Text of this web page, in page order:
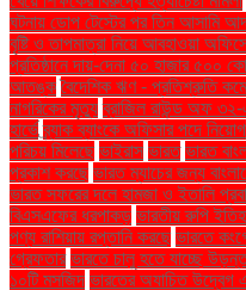
ঘটনায় ডোপ টেস্টের পর তিন আসামি
বৃষ্টি ও তাপমাত্রা নিয়ে আবহাওয়া
প্রতিষ্ঠানে দায়-দেনা ৫০ হাজার ৫০০
আতঙ্ক বৈদেশিক ঋণ - প্রতিশ্রুতি
নাগরিকের মৃত্যু ব্রাজিল রাউন্ড অফ
হার্ভে ব্র্যাক ব্যাংকে অফিসার পদে নিয়োগ
পরিচয় মিলেছে ভাইরাস ভারত ভারত
প্রকাশ করছে ভারত ম্যাচের জন্য
ভারত সফরের দলে হামজা ও ইতালি
বিএসএফের ধরপাকড় ভারতীয় রুপি
পণ্য রাশিয়ায় রপ্তানি করছে ভারতে
গ্রেফতার ভারতে চালু হতে যাচ্ছে উড়ন্ত
১০টি মসজিদ ভারতের অযাচিত উদ্বেগ